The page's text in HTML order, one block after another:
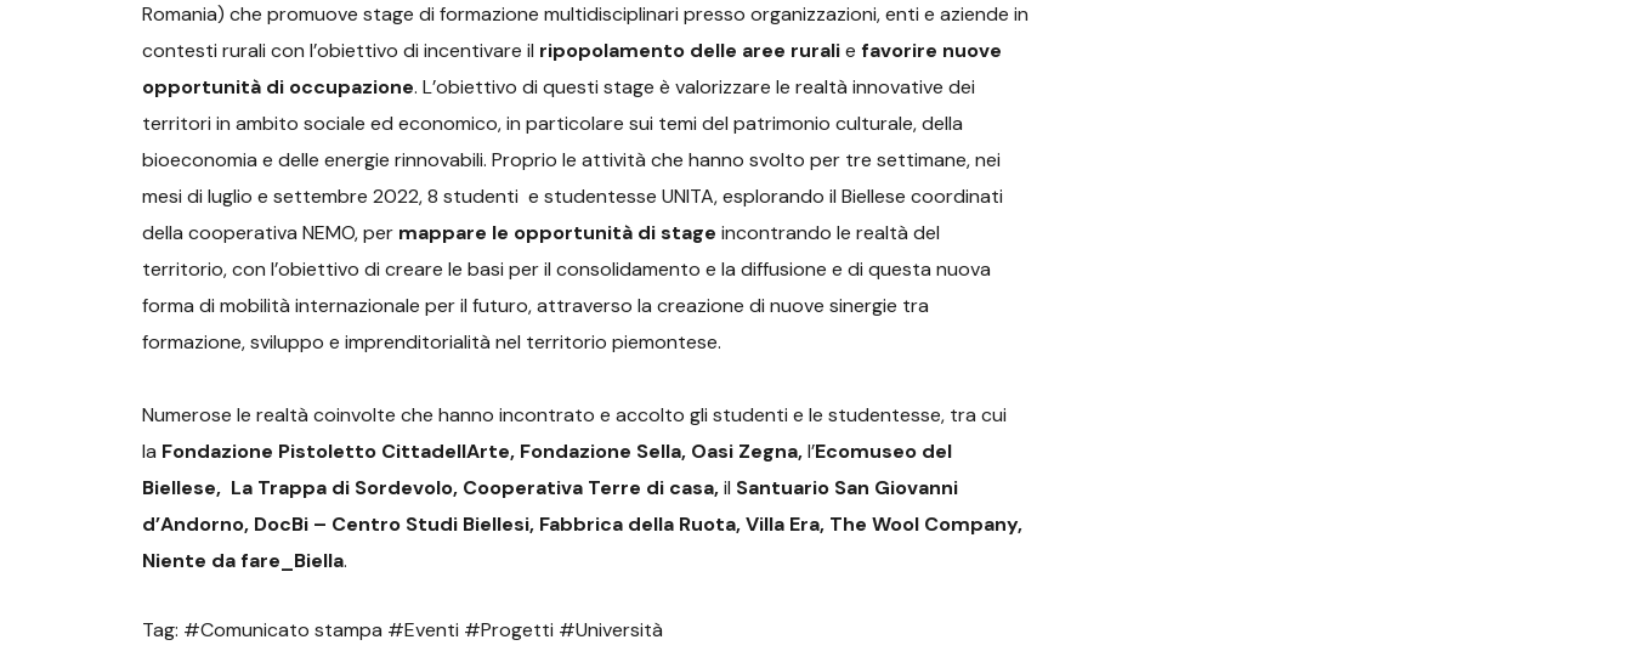
Romania) che promuove stage di formazione multidisciplinari presso organizzazioni, enti e aziende in
contesti rurali con l’obiettivo di incentivare il ripopolamento delle aree ruralie favorire nuove
opportunità di occupazione. L’obiettivo di questi stage è valorizzare le realtà innovative dei
territori in ambito sociale ed economico, in particolare sui temi del patrimonio culturale, della
bioeconomia e delle energie rinnovabili. Proprio le attività che hanno svolto per tre settimane, nei
mesi di luglio e settembre 2022, 8 studenti e studentesse UNITA, esplorando il Biellese coordinati
della cooperativa NEMO, per mappare le opportunità di stage incontrando le realtà del
territorio, con l’obiettivo di creare le basi per il consolidamento e la diffusione e di questa nuova
forma di mobilità internazionale per il futuro, attraverso la creazione di nuove sinergie tra
formazione, sviluppo e imprenditorialità nel territorio piemontese.
Numerose le realtà coinvolte che hanno incontrato e accolto gli studenti e le studentesse, tra cui
la Fondazione Pistoletto CittadellArte, Fondazione Sella, Oasi Zegna,l’Ecomuseo del
Biellese, La Trappa di Sordevolo, Cooperativa Terre di casa,il Santuario San Giovanni
d’Andorno, DocBi – Centro Studi Biellesi, Fabbrica della Ruota, Villa Era, The Wool Company,
Niente da fare_Biella.
Tag: #Comunicato stampa #Eventi #Progetti #Università